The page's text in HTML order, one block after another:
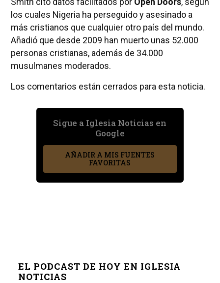
los cuales Nigeria ha perseguido y asesinado a
más cristianos que cualquier otro país del mundo.
Añadió que desde 2009 han muerto unas 52.000
personas cristianas, además de 34.000
musulmanes moderados.
Los comentarios están cerrados para esta noticia.
Sigue a Iglesia Noticias en
Google
AÑADIR A MIS FUENTES
FAVORITAS
EL PODCAST DE HOY EN IGLESIA
NOTICIAS